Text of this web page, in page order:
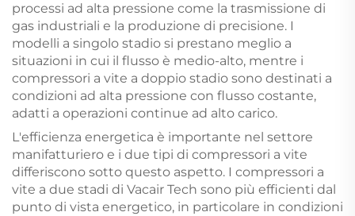
processi ad alta pressione come la trasmissione di
gas industriali e la produzione di precisione. I
modelli a singolo stadio si prestano meglio a
situazioni in cui il flusso è medio-alto, mentre i
compressori a vite a doppio stadio sono destinati a
condizioni ad alta pressione con flusso costante,
adatti a operazioni continue ad alto carico.
L'efficienza energetica è importante nel settore
manifatturiero e i due tipi di compressori a vite
differiscono sotto questo aspetto. I compressori a
vite a due stadi di Vacair Tech sono più efficienti dal
punto di vista energetico, in particolare in condizioni